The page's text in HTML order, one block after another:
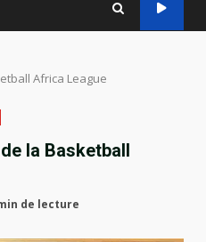
Africa League
la Basketball
de lecture